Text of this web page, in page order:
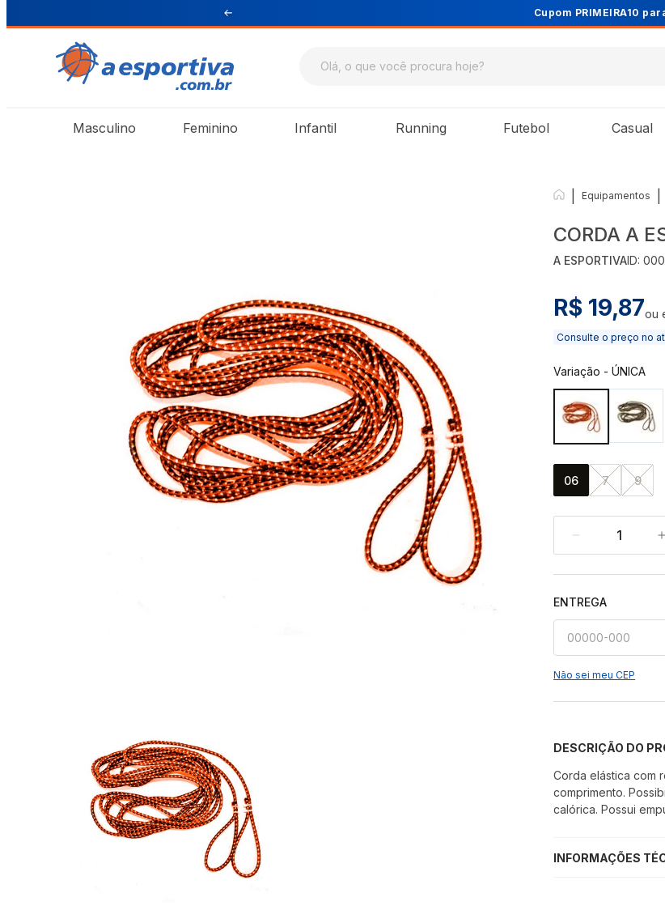
Cupom PRIMEIRA10 para 10% OFF na 1ª
Masculino Feminino Infantil Running Futebol Casual
Equipamentos
CORDA A
A ESPORTIVAID:
R$ 19,87ou
Consulte o preço no
Variação -ÚNICA
06 7 9
1
ENTREGA
Não sei meu CEP
DESCRIÇÃO DO
Corda elástica com
comprimento.
calórica. Possui
INFORMAÇÕES